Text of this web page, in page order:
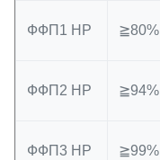
ФФП1 НР ≧80%
ФФП2 НР ≧94%
ФФП3 НР ≧99%